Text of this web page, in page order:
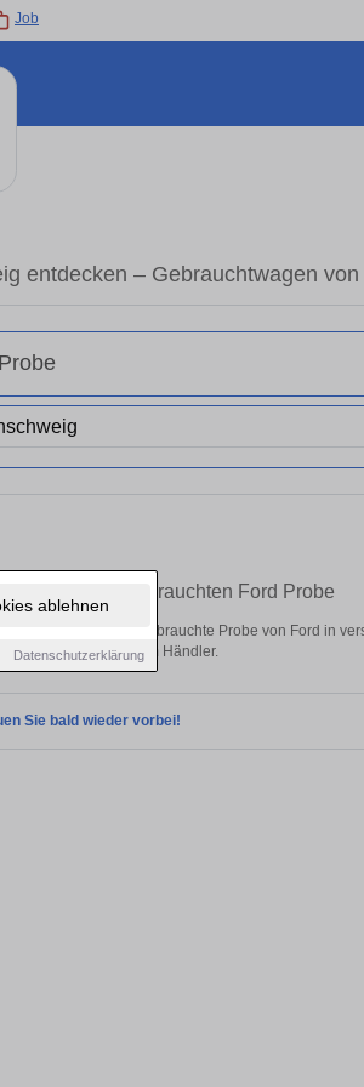
ablehnen
Datenschutzerklärung
Job
entdecken – Gebrauchtwagen
Ihren gebrauchten Ford Probe
Entdecken Sie gebrauchte Probe von Ford in
von privat und vom Händler.
Sie bald wieder vorbei!